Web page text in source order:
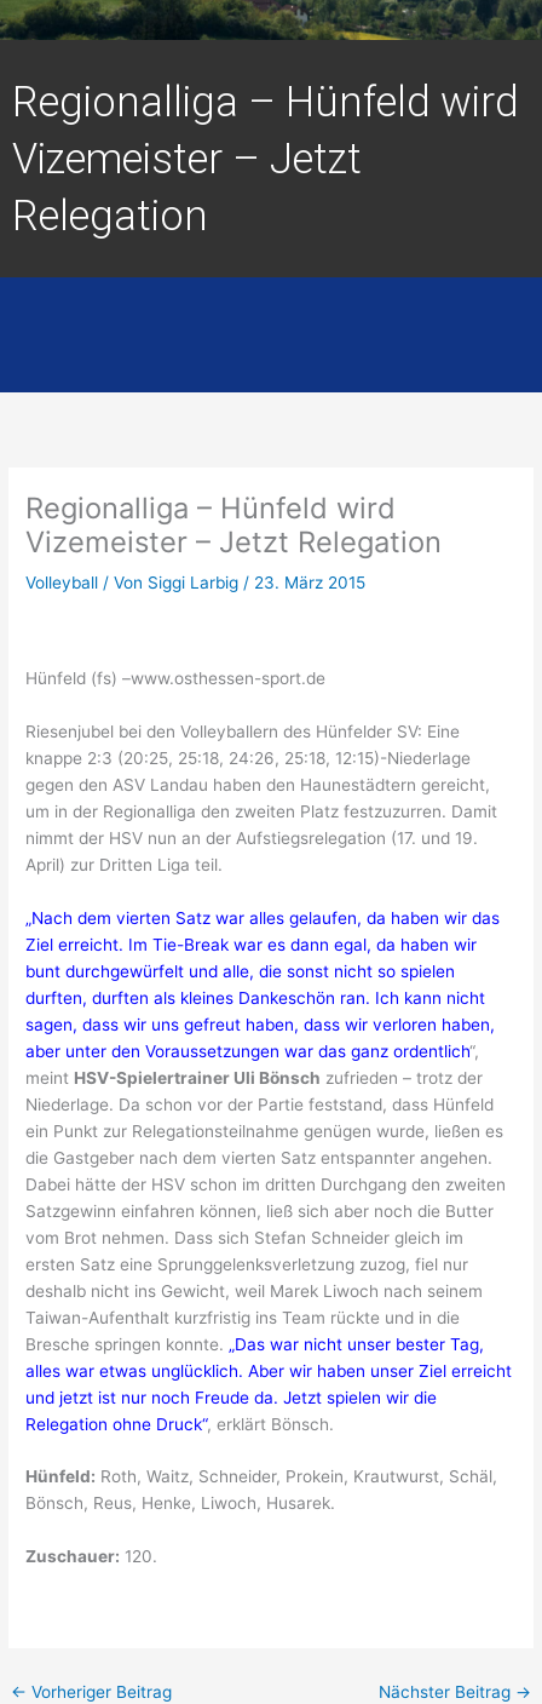
Regionalliga – Hünfeld wird
Vizemeister – Jetzt
Relegation
Regionalliga – Hünfeld wird
Vizemeister – Jetzt Relegation
Volleyball / Von Siggi Larbig/ 23. März 2015
Hünfeld (fs) –www.osthessen-sport.de
Riesenjubel bei den Volleyballern des Hünfelder SV: Eine
knappe 2:3 (20:25, 25:18, 24:26, 25:18, 12:15)-Niederlage
gegen den ASV Landau haben den Haunestädtern gereicht,
um in der Regionalliga den zweiten Platz festzuzurren. Damit
nimmt der HSV nun an der Aufstiegsrelegation (17. und 19.
April) zur Dritten Liga teil.
„Nach dem vierten Satz war alles gelaufen, da haben wir das
Ziel erreicht. Im Tie-Break war es dann egal, da haben wir
bunt durchgewürfelt und alle, die sonst nicht so spielen
durften, durften als kleines Dankeschön ran. Ich kann nicht
sagen, dass wir uns gefreut haben, dass wir verloren haben,
aber unter den Voraussetzungen war das ganz ordentlich“,
meint HSV-Spielertrainer Uli Bönsch zufrieden – trotz der
Niederlage. Da schon vor der Partie feststand, dass Hünfeld
ein Punkt zur Relegationsteilnahme genügen wurde, ließen es
die Gastgeber nach dem vierten Satz entspannter angehen.
Dabei hätte der HSV schon im dritten Durchgang den zweiten
Satzgewinn einfahren können, ließ sich aber noch die Butter
vom Brot nehmen. Dass sich Stefan Schneider gleich im
ersten Satz eine Sprunggelenksverletzung zuzog, fiel nur
deshalb nicht ins Gewicht, weil Marek Liwoch nach seinem
Taiwan-Aufenthalt kurzfristig ins Team rückte und in die
Bresche springen konnte. „Das war nicht unser bester Tag,
alles war etwas unglücklich. Aber wir haben unser Ziel erreicht
und jetzt ist nur noch Freude da. Jetzt spielen wir die
Relegation ohne Druck“, erklärt Bönsch.
Hünfeld: Roth, Waitz, Schneider, Prokein, Krautwurst, Schäl,
Bönsch, Reus, Henke, Liwoch, Husarek.
Zuschauer: 120.
← Vorheriger Beitrag Nächster Beitrag →